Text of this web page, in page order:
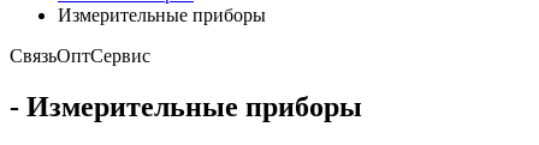
Измерительные приборы
СвязьОптСервис
- Измерительные приборы